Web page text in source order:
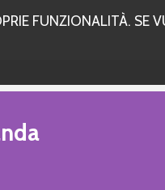
FUNZIONALITÀ. SE